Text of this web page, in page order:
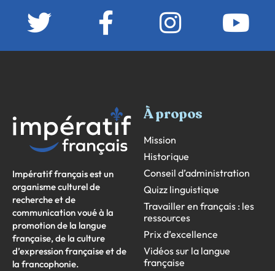
Impératif français est un
organisme culturel de
recherche et de
communication voué à la
promotion de la langue
française, de la culture
d’expression française et de
la francophonie.
À propos
Mission
Historique
Conseil d’administration
Quizz linguistique
Travailler en français : les
ressources
Prix d’excellence
Vidéos sur la langue
française